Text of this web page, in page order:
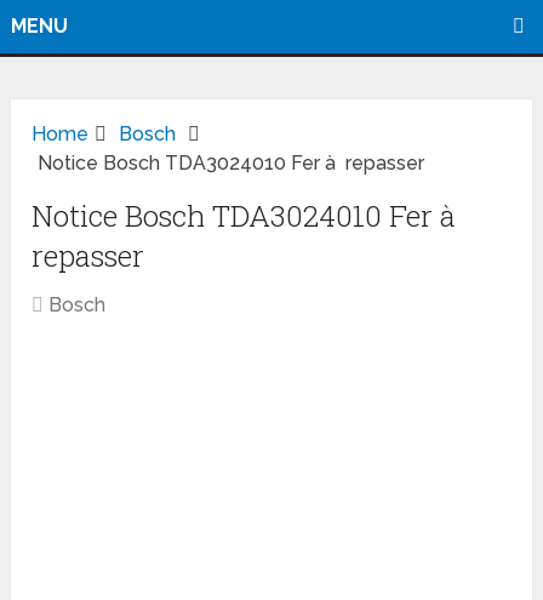
MENU
Home
Bosch
Notice Bosch TDA3024010 Fer à repasser
Notice Bosch TDA3024010 Fer à
repasser
Bosch